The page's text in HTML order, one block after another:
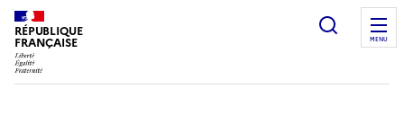
RÉPUBLIQUE
FRANÇAISE
Ouvrir
MENU